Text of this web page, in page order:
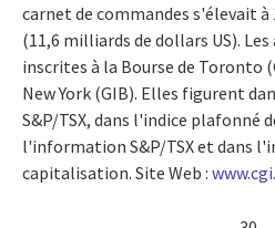
carnet de commandes s'élevait
(11,6 milliards de dollars US).
inscrites à la Bourse de Toronto
New York (GIB). Elles figurent
S&P/TSX, dans l'indice plafonné
l'information S&P/TSX et dans
capitalisation. Site Web :